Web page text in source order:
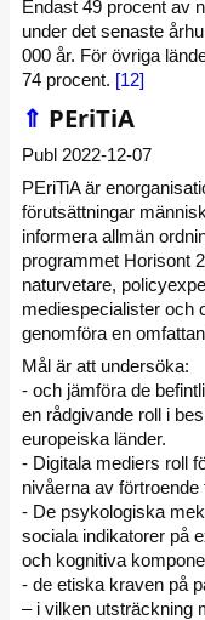
Endast 49 procent av
under det senaste
000 år. För övriga
74 procent. [12]
⇑ PEriTiA
Publ 2022-12-07
PEriTiA är
förutsättningar
informera allmän
programmet Horisont
naturvetare,
mediespecialister och
genomföra en
Mål är att undersöka:
- och jämföra de
en rådgivande roll i
europeiska länder.
- Digitala mediers roll
nivåerna av förtroende
- De psykologiska
sociala indikatorer på
och kognitiva
- de etiska kraven på
– i vilken utsträckning